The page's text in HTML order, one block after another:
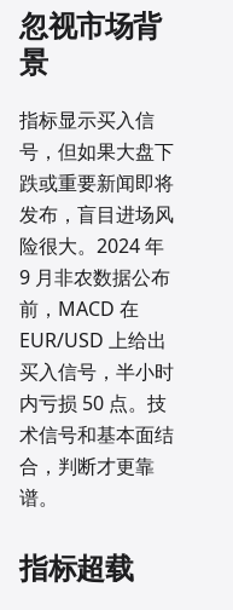
忽视市场背
景
指标显示买入信
号，但如果大盘下
跌或重要新闻即将
发布，盲目进场风
险很大。2024 年
9 月非农数据公布
前，MACD 在
EUR/USD 上给出
买入信号，半小时
内亏损 50 点。技
术信号和基本面结
合，判断才更靠
谱。
指标超载